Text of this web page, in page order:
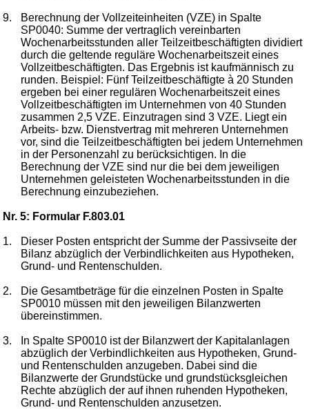
9.
Berechnung der Vollzeiteinheiten (VZE) in Spalte
SP0040: Summe der vertraglich vereinbarten
Wochenarbeitsstunden aller Teilzeitbeschäftigten dividiert
durch die geltende reguläre Wochenarbeitszeit eines
Vollzeitbeschäftigten. Das Ergebnis ist kaufmännisch zu
runden. Beispiel: Fünf Teilzeitbeschäftigte à 20 Stunden
ergeben bei einer regulären Wochenarbeitszeit eines
Vollzeitbeschäftigten im Unternehmen von 40 Stunden
zusammen 2,5 VZE. Einzutragen sind 3 VZE. Liegt ein
Arbeits- bzw. Dienstvertrag mit mehreren Unternehmen
vor, sind die Teilzeitbeschäftigten bei jedem Unternehmen
in der Personenzahl zu berücksichtigen. In die
Berechnung der VZE sind nur die bei dem jeweiligen
Unternehmen geleisteten Wochenarbeitsstunden in die
Berechnung einzubeziehen.
Nr. 5: Formular F.803.01
1.
Dieser Posten entspricht der Summe der Passivseite der
Bilanz abzüglich der Verbindlichkeiten aus Hypotheken,
Grund- und Rentenschulden.
2.
Die Gesamtbeträge für die einzelnen Posten in Spalte
SP0010 müssen mit den jeweiligen Bilanzwerten
übereinstimmen.
3.
In Spalte SP0010 ist der Bilanzwert der Kapitalanlagen
abzüglich der Verbindlichkeiten aus Hypotheken, Grund-
und Rentenschulden anzugeben. Dabei sind die
Bilanzwerte der Grundstücke und grundstücksgleichen
Rechte abzüglich der auf ihnen ruhenden Hypotheken,
Grund- und Rentenschulden anzusetzen.